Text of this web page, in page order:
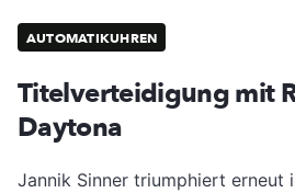
AUTOMATIKUHREN
Titelverteidigung mit
Daytona
Jannik Sinner triumphiert erneut